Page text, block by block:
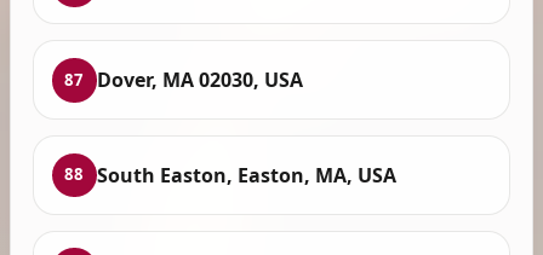
87 Dover, MA 02030, USA
88 South Easton, Easton, MA, USA